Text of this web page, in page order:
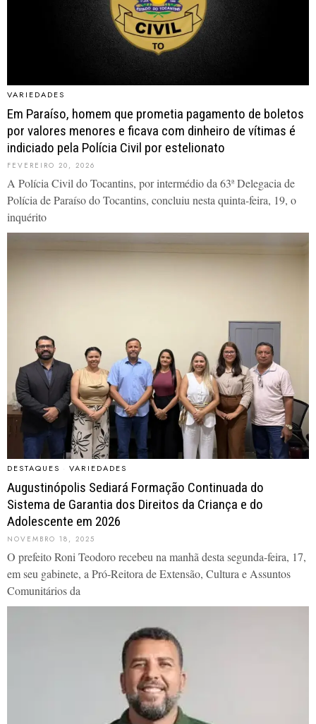
VARIEDADES
Em Paraíso, homem que prometia pagamento de boletos
por valores menores e ficava com dinheiro de vítimas é
indiciado pela Polícia Civil por estelionato
FEVEREIRO 20, 2026
A Polícia Civil do Tocantins, por intermédio da 63ª Delegacia de
Polícia de Paraíso do Tocantins, concluiu nesta quinta-feira, 19, o
inquérito
DESTAQUES · VARIEDADES
Augustinópolis Sediará Formação Continuada do
Sistema de Garantia dos Direitos da Criança e do
Adolescente em 2026
NOVEMBRO 18, 2025
O prefeito Roni Teodoro recebeu na manhã desta segunda-feira, 17,
em seu gabinete, a Pró-Reitora de Extensão, Cultura e Assuntos
Comunitários da